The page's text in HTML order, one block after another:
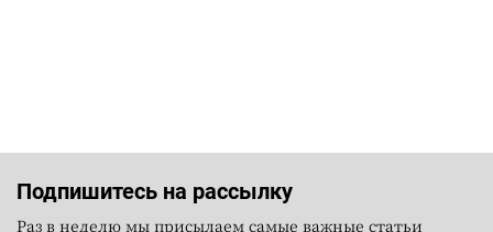
Подпишитесь на рассылку
Раз в неделю мы присылаем самые важные статьи